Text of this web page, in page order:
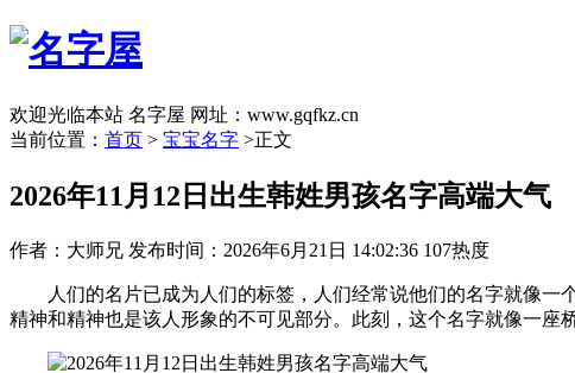
欢迎光临本站 名字屋 网址：www.gqfkz.cn
当前位置： 首页 > 宝宝名字 >正文
2026年11月12日出生韩姓男孩名字高端大气
作者：大师兄 发布时间：2026年6月21日 14:02:36 107热度
人们的名片已成为人们的标签，人们经常说他们的名字就像一个
精神和精神也是该人形象的不可见部分。此刻，这个名字就像一座